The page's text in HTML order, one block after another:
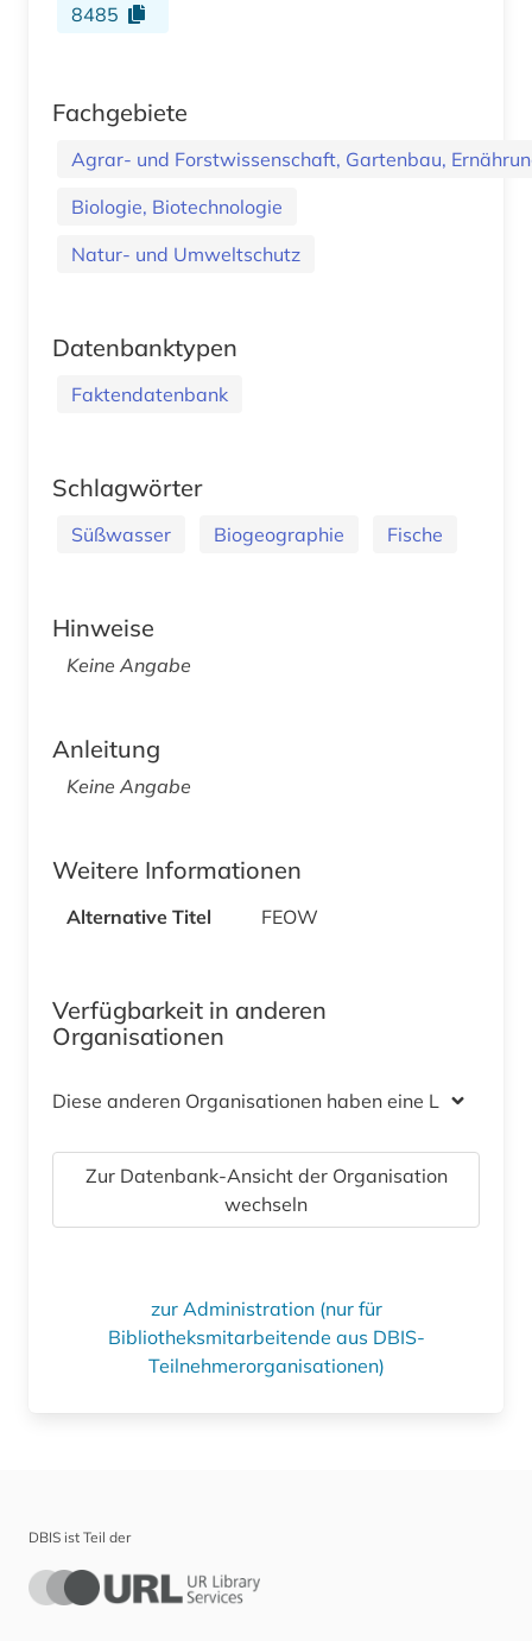
8485
Fachgebiete
Agrar- und Forstwissenschaft, Gartenbau,
Biologie, Biotechnologie
Natur- und Umweltschutz
Datenbanktypen
Faktendatenbank
Schlagwörter
Süßwasser Biogeographie Fische
Hinweise
Keine Angabe
Anleitung
Keine Angabe
Weitere Informationen
Alternative Titel FEOW
Verfügbarkeit in anderen
Organisationen
Diese anderen Organisationen haben eine Lizenz
Zur Datenbank-Ansicht der Organisation
wechseln
zur Administration (nur für
Bibliotheksmitarbeitende aus DBIS-
Teilnehmerorganisationen)
DBIS ist Teil der